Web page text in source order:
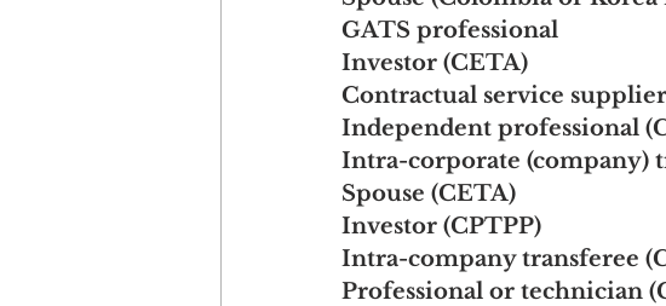
Investor (CETA)
Contractual service
Independent professional
Intra-corporate (company)
Spouse (CETA)
Investor (CPTPP)
Intra-company transferee
Professional or technician